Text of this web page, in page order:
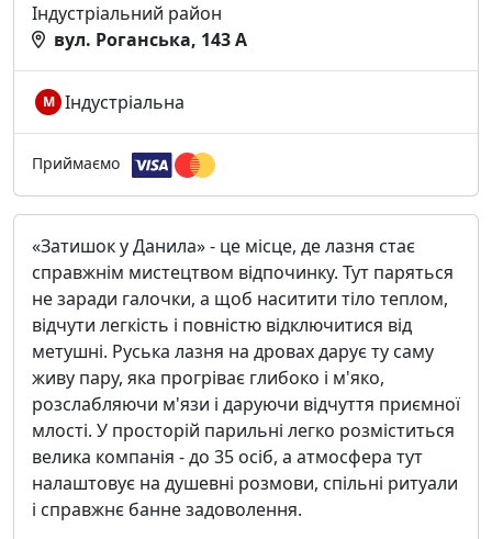
Індустріальний район
вул. Роганська, 143 А
М Індустріальна
Приймаємо
«Затишок у Данила» - це місце, де лазня стає
справжнім мистецтвом відпочинку. Тут паряться
не заради галочки, а щоб наситити тіло теплом,
відчути легкість і повністю відключитися від
метушні. Руська лазня на дровах дарує ту саму
живу пару, яка прогріває глибоко і м'яко,
розслабляючи м'язи і даруючи відчуття приємної
млості. У просторій парильні легко розміститься
велика компанія - до 35 осіб, а атмосфера тут
налаштовує на душевні розмови, спільні ритуали
і справжнє банне задоволення.